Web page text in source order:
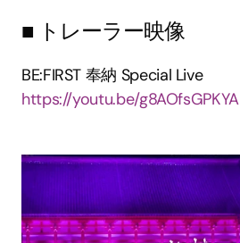
■ トレーラー映像
BE:FIRST 奉納 Special Live
https://youtu.be/g8AOfsGPKYA